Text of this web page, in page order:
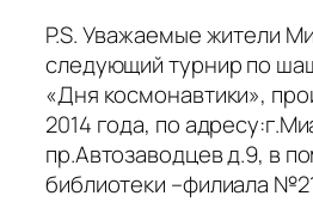
P.S. Уважаемые жители
следующий турнир по
«Дня космонавтики»,
2014 года, по
пр.Автозаводцев д.9, в
библиотеки –филиала